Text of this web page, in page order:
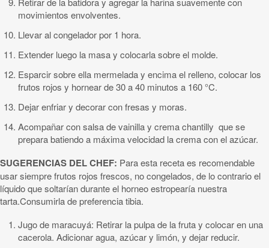
movimientos envolventes.
Llevar al congelador por 1 hora.
Extender luego la masa y colocarla sobre el molde.
Esparcir sobre ella mermelada y encima el relleno, colocar los
frutos rojos y hornear de 30 a 40 minutos a 160 °C.
Dejar enfriar y decorar con fresas y moras.
Acompañar con salsa de vainilla y crema chantilly que se
prepara batiendo a máxima velocidad la crema con el azúcar.
SUGERENCIAS DEL CHEF: Para esta receta es recomendable
usar siempre frutos rojos frescos, no congelados, de lo contrario el
líquido que soltarían durante el horneo estropearía nuestra
tarta.Consumirla de preferencia tibia.
Jugo de maracuyá: Retirar la pulpa de la fruta y colocar en una
cacerola. Adicionar agua, azúcar y limón, y dejar reducir.